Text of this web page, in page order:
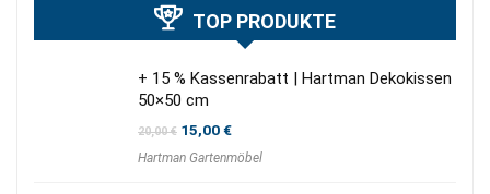
TOP PRODUKTE
+ 15 % Kassenrabatt | Hartman Dekokissen
50×50 cm
20,00€ Ursprünglicher
war:
15,00€Aktueller
ist:
Hartman Gartenmöbel